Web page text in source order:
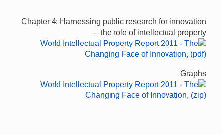
Chapter 4: Harnessing public research for innovation
– the role of intellectual property
Graphs